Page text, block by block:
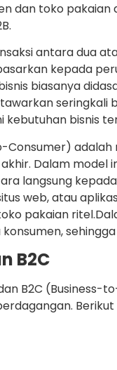
dan toko
antara dua
kepada
biasanya
seringkali
kebutuhan bisnis
Consumer)
Dalam model
langsung
web, atau
pakaian
B2C
B2C (Business-